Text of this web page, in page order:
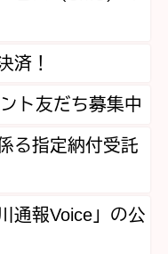
済！
ト友だち募集中
る指定納付受託
通報Voice」の公